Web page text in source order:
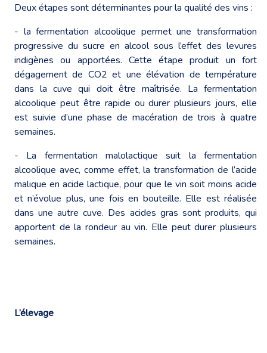
Deux étapes sont déterminantes pour la qualité des vins :
- la fermentation alcoolique permet une transformation
progressive du sucre en alcool sous l’effet des levures
indigènes ou apportées. Cette étape produit un fort
dégagement de CO2 et une élévation de température
dans la cuve qui doit être maîtrisée. La fermentation
alcoolique peut être rapide ou durer plusieurs jours, elle
est suivie d’une phase de macération de trois à quatre
semaines.
- La fermentation malolactique suit la fermentation
alcoolique avec, comme effet, la transformation de l’acide
malique en acide lactique, pour que le vin soit moins acide
et n’évolue plus, une fois en bouteille. Elle est réalisée
dans une autre cuve. Des acides gras sont produits, qui
apportent de la rondeur au vin. Elle peut durer plusieurs
semaines.
L’élevage